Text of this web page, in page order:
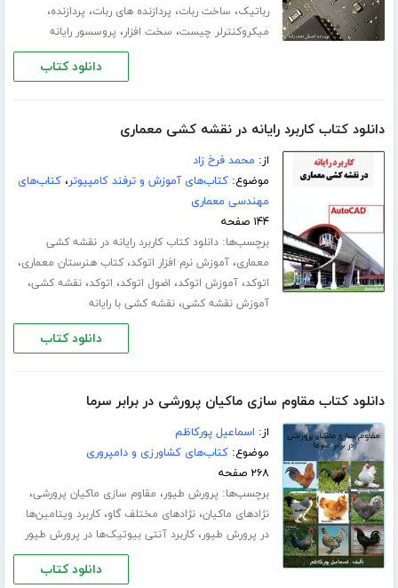
رباتیک، ساخت ربات، پردازنده های ربات، پردازنده،
میکروکنترلر چیست، سخت افزار، پروسسور رایانه
دانلود کتاب
دانلود کتاب کاربرد رایانه در نقشه کشی معماری
از: محمد فرخ زاد
موضوع:کتاب‌های آموزش و ترفند کامپیوتر،کتاب‌های
مهندسی معماری
۱۴۴ صفحه
برچسب‌ها:دانلود کتاب کاربرد رایانه در نقشه کشی
معماری،آموزش نرم افزار اتوکد،کتاب هنرستان معماری،
اتوکد،آموزش اتوکد، اضول اتوکد، اتوکد،نقشه کشی،
آموزش نقشه کشی،نقشه کشی با رایانه
دانلود کتاب
دانلود کتاب مقاوم سازی ماکیان پرورشی در برابر سرما
از: اسماعیل پورکاظم
موضوع:کتاب‌های کشاورزی و دامپروری
۲۶۸ صفحه
برچسب‌ها: پرورش طیور، مقاوم سازی ماکیان پرورشی،
نژادهای ماکیان،نژادهای مختلف گاو،کاربرد ویتامین‌ها
در پرورش طیور،کاربرد آنتی بیوتیک‌ها در پرورش طیور
دانلود کتاب